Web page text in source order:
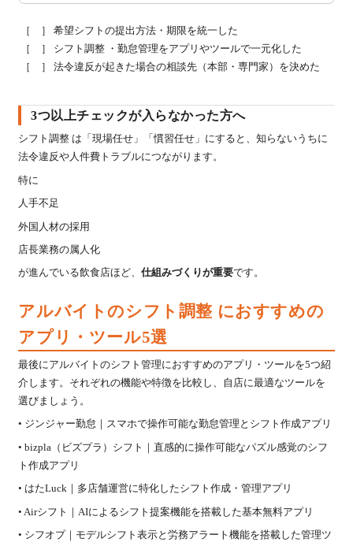
［ ］ 希望シフトの提出方法・期限を統一した
［ ］ シフト調整 ・勤怠管理をアプリやツールで一元化した
［ ］ 法令違反が起きた場合の相談先（本部・専門家）を決めた
3つ以上チェックが入らなかった方へ
シフト調整 は「現場任せ」「慣習任せ」にすると、知らないうちに
法令違反や人件費トラブルにつながります。
特に
人手不足
外国人材の採用
店長業務の属人化
が進んでいる飲食店ほど、仕組みづくりが重要です。
アルバイトのシフト調整 におすすめの
アプリ・ツール5選
最後にアルバイトのシフト管理におすすめのアプリ・ツールを5つ紹
介します。それぞれの機能や特徴を比較し、自店に最適なツールを
選びましょう。
• ジンジャー勤怠｜スマホで操作可能な勤怠管理とシフト作成アプリ
• bizpla（ビズプラ）シフト｜直感的に操作可能なパズル感覚のシフ
ト作成アプリ
• はたLuck｜多店舗運営に特化したシフト作成・管理アプリ
• Airシフト｜AIによるシフト提案機能を搭載した基本無料アプリ
• シフオプ｜モデルシフト表示と労務アラート機能を搭載した管理ツ